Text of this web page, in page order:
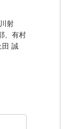
射
、有村
田 誠